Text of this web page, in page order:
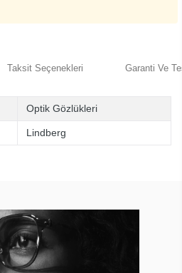
Taksit Seçenekleri Garanti Ve
Optik Gözlükleri
Lindberg